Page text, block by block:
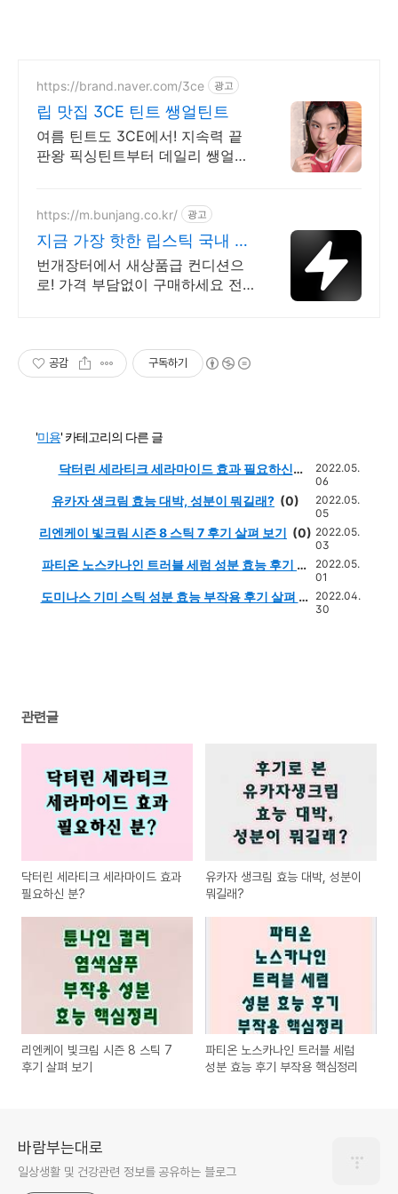
https://brand.naver.com/3ce 광고
립 맛집 3CE 틴트 쌩얼틴트
여름 틴트도 3CE에서! 지속력 끝
판왕 픽싱틴트부터 데일리 쌩얼틴
https://m.bunjang.co.kr/ 광고
지금 가장 핫한 립스틱 국내 최
대 브랜드 중고거래
번개장터에서 새상품급 컨디션으
로! 가격 부담없이 구매하세요 전
공감 구독하기
'미용' 카테고리의 다른 글
닥터린 세라티크 세라마이드 효과 필요하신
2022.05.
06
유카자 생크림 효능 대박, 성분이 뭐길래? (0)
2022.05.
05
리엔케이 빛크림 시즌 8 스틱 7 후기 살펴 보기 (0) 2022.05.
03
파티온 노스카나인 트러블 세럼 성분 효능 후기 부
2022.05.
01
도미나스 기미 스틱 성분 효능 부작용 후기 살펴 보 2022.04.
30
관련글
닥터린 세라티크 세라마이드 효과
필요하신 분?
유카자 생크림 효능 대박, 성분이
뭐길래?
리엔케이 빛크림 시즌 8 스틱 7
후기 살펴 보기
파티온 노스카나인 트러블 세럼
성분 효능 후기 부작용 핵심정리
바람부는대로
일상생활 및 건강관련 정보를 공유하는 블로그